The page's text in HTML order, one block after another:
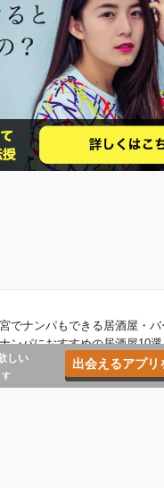
でナンパもできる居酒屋・バ
ンパにおすすめの居酒屋10選
会いのある居酒屋・バー10選
会いが生まれる居酒屋・バー
しい
す
出会えるアプリ